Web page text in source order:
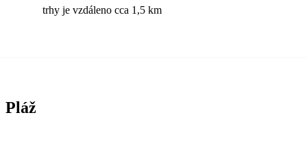
trhy je vzdáleno cca 1,5 km
Pláž